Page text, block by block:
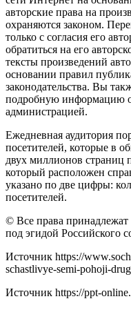
авторские права на
охраняются законом.
только с согласия его
обратиться на его
тексты произведений
основании правил
законодательства. Вы
подробную информацию о
администрацией.
Ежедневная аудитория
посетителей, которые в
двух миллионов страниц
который расположен
указано по две цифры:
посетителей.
© Все права принадлежат
под эгидой Российского
Источник https://
schastlivye-semi-pohoji-
Источник https://ppt-